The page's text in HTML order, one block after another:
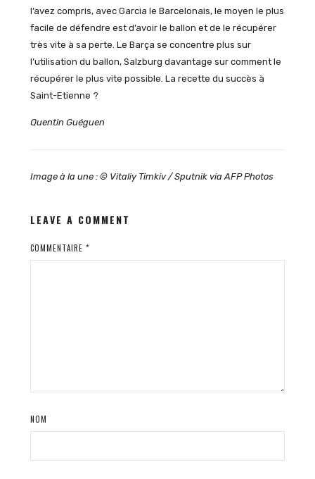
l’avez compris, avec Garcia le Barcelonais, le moyen le plus
facile de défendre est d’avoir le ballon et de le récupérer
très vite à sa perte. Le Barça se concentre plus sur
l’utilisation du ballon, Salzburg davantage sur comment le
récupérer le plus vite possible. La recette du succès à
Saint-Etienne ?
Quentin Guéguen
Image à la une : © Vitaliy Timkiv / Sputnik via AFP Photos
LEAVE A COMMENT
COMMENTAIRE *
NOM